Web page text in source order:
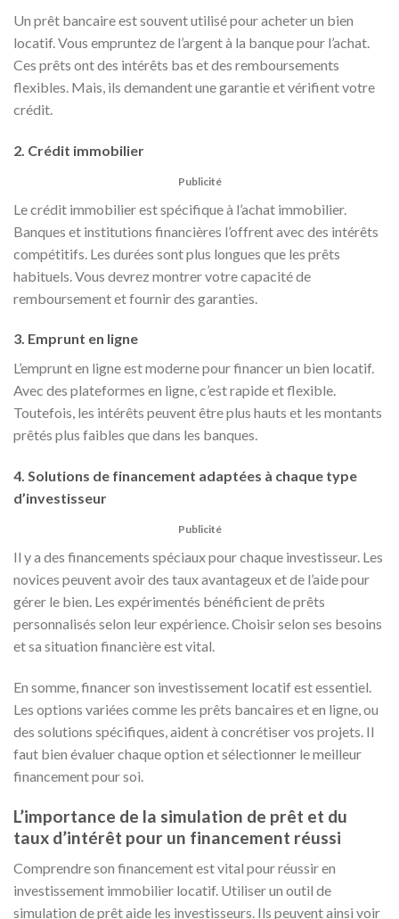
Un prêt bancaire est souvent utilisé pour acheter un bien
locatif. Vous empruntez de l’argent à la banque pour l’achat.
Ces prêts ont des intérêts bas et des remboursements
flexibles. Mais, ils demandent une garantie et vérifient votre
crédit.
2. Crédit immobilier
Publicité
Le crédit immobilier est spécifique à l’achat immobilier.
Banques et institutions financières l’offrent avec des intérêts
compétitifs. Les durées sont plus longues que les prêts
habituels. Vous devrez montrer votre capacité de
remboursement et fournir des garanties.
3. Emprunt en ligne
L’emprunt en ligne est moderne pour financer un bien locatif.
Avec des plateformes en ligne, c’est rapide et flexible.
Toutefois, les intérêts peuvent être plus hauts et les montants
prêtés plus faibles que dans les banques.
4. Solutions de financement adaptées à chaque type
d’investisseur
Publicité
Il y a des financements spéciaux pour chaque investisseur. Les
novices peuvent avoir des taux avantageux et de l’aide pour
gérer le bien. Les expérimentés bénéficient de prêts
personnalisés selon leur expérience. Choisir selon ses besoins
et sa situation financière est vital.
En somme, financer son investissement locatif est essentiel.
Les options variées comme les prêts bancaires et en ligne, ou
des solutions spécifiques, aident à concrétiser vos projets. Il
faut bien évaluer chaque option et sélectionner le meilleur
financement pour soi.
L’importance de la simulation de prêt et du
taux d’intérêt pour un financement réussi
Comprendre son financement est vital pour réussir en
investissement immobilier locatif. Utiliser un outil de
simulation de prêt aide les investisseurs. Ils peuvent ainsi voir